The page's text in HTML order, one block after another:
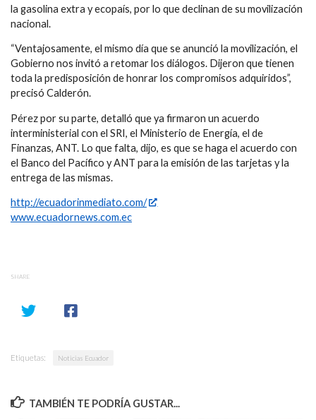
la gasolina extra y ecopaís, por lo que declinan de su movilización
nacional.
“Ventajosamente, el mismo día que se anunció la movilización, el
Gobierno nos invitó a retomar los diálogos. Dijeron que tienen
toda la predisposición de honrar los compromisos adquiridos”,
precisó Calderón.
Pérez por su parte, detalló que ya firmaron un acuerdo
interministerial con el SRI, el Ministerio de Energía, el de
Finanzas, ANT. Lo que falta, dijo, es que se haga el acuerdo con
el Banco del Pacífico y ANT para la emisión de las tarjetas y la
entrega de las mismas.
http://ecuadorinmediato.com/
www.ecuadornews.com.ec
SHARE
Etiquetas: Noticias Ecuador
TAMBIÉN TE PODRÍA GUSTAR...